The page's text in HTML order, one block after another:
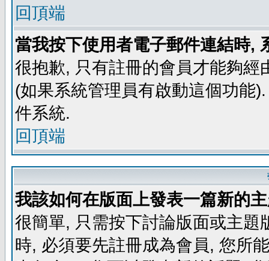
回頂端
當我按下使用者電子郵件連結時,
很抱歉, 只有註冊的會員才能夠
(如果系統管理員有啟動這個功能
件系統.
回頂端
我該如何在版面上發表一篇新的
很簡單, 只需按下討論版面或主
時, 必須要先註冊成為會員, 您所